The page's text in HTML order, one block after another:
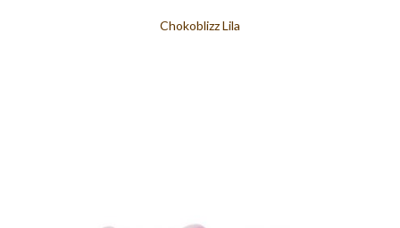
Chokoblizz Lila